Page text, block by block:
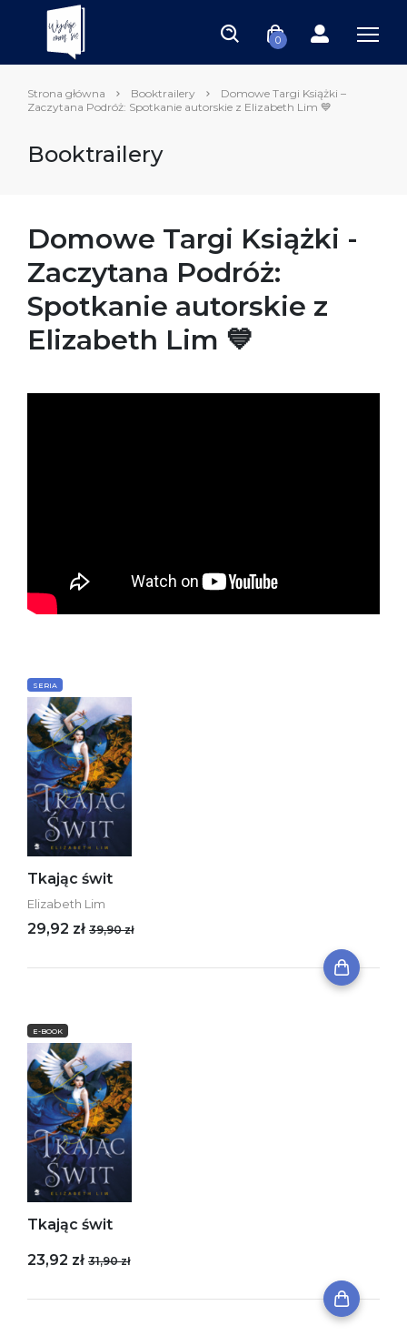
0
Strona główna Booktrailery
Domowe Targi Książki –
Zaczytana Podróż: Spotkanie autorskie z Elizabeth Lim 💙
Booktrailery
Domowe Targi Książki -
Zaczytana Podróż:
Spotkanie autorskie z
Elizabeth Lim 💙
SERIA
Tkając świt
Elizabeth Lim
29,92 zł 39,90 zł
E-BOOK
Tkając świt
23,92 zł 31,90 zł